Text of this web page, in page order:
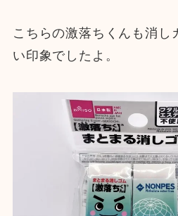
こちらの激落ちくんも消し
い印象でしたよ。